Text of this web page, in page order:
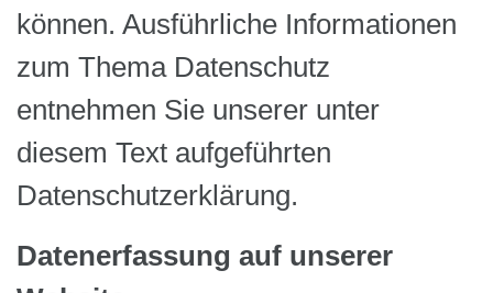
können. Ausführliche Informationen
zum Thema Datenschutz
entnehmen Sie unserer unter
diesem Text aufgeführten
Datenschutzerklärung.
Datenerfassung auf unserer